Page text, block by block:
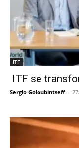
ITF
ITF se
Sergio Goloubintseff -